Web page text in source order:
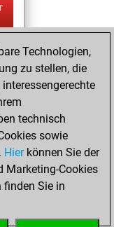
Technologien,
zu stellen, die
technisch
sowie
Hierkönnen Sie der
Marketing-Cookies
finden Sie in